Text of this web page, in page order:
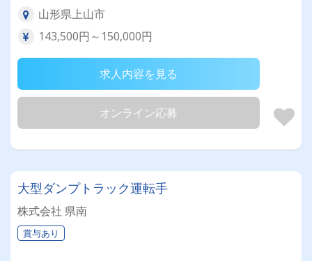
山形県上山市
143,500円～150,000円
求人内容を見る
オンライン応募
大型ダンプトラック運転手
株式会社 県南
賞与あり